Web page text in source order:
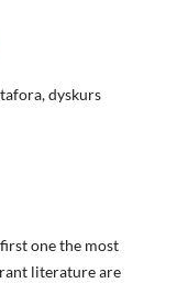
dyskurs
one the most
literature are